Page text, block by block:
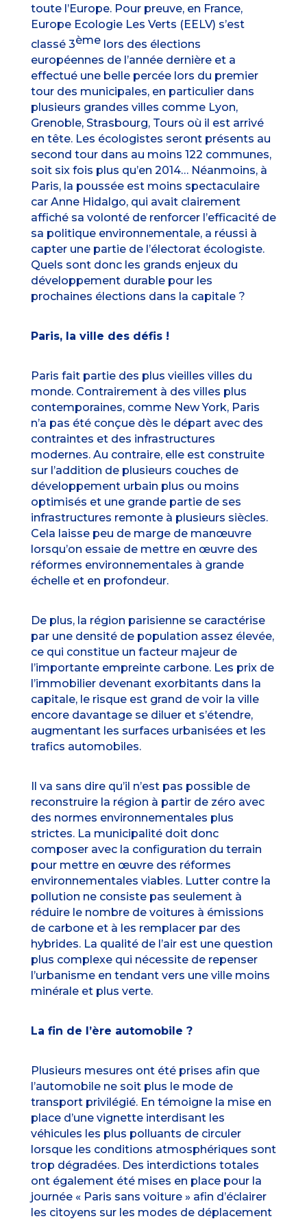
toute l’Europe. Pour preuve, en France,
Europe Ecologie Les Verts (EELV) s’est
classé 3èmelors des élections
européennes de l’année dernière et a
effectué une belle percée lors du premier
tour des municipales, en particulier dans
plusieurs grandes villes comme Lyon,
Grenoble, Strasbourg, Tours où il est arrivé
en tête. Les écologistes seront présents au
second tour dans au moins 122 communes,
soit six fois plus qu’en 2014… Néanmoins, à
Paris, la poussée est moins spectaculaire
car Anne Hidalgo, qui avait clairement
affiché sa volonté de renforcer l’efficacité de
sa politique environnementale, a réussi à
capter une partie de l’électorat écologiste.
Quels sont donc les grands enjeux du
développement durable pour les
prochaines élections dans la capitale ?
Paris, la ville des défis !
Paris fait partie des plus vieilles villes du
monde. Contrairement à des villes plus
contemporaines, comme New York, Paris
n’a pas été conçue dès le départ avec des
contraintes et des infrastructures
modernes. Au contraire, elle est construite
sur l’addition de plusieurs couches de
développement urbain plus ou moins
optimisés et une grande partie de ses
infrastructures remonte à plusieurs siècles.
Cela laisse peu de marge de manœuvre
lorsqu’on essaie de mettre en œuvre des
réformes environnementales à grande
échelle et en profondeur.
De plus, la région parisienne se caractérise
par une densité de population assez élevée,
ce qui constitue un facteur majeur de
l’importante empreinte carbone. Les prix de
l’immobilier devenant exorbitants dans la
capitale, le risque est grand de voir la ville
encore davantage se diluer et s’étendre,
augmentant les surfaces urbanisées et les
trafics automobiles.
Il va sans dire qu’il n’est pas possible de
reconstruire la région à partir de zéro avec
des normes environnementales plus
strictes. La municipalité doit donc
composer avec la configuration du terrain
pour mettre en œuvre des réformes
environnementales viables. Lutter contre la
pollution ne consiste pas seulement à
réduire le nombre de voitures à émissions
de carbone et à les remplacer par des
hybrides. La qualité de l’air est une question
plus complexe qui nécessite de repenser
l’urbanisme en tendant vers une ville moins
minérale et plus verte.
La fin de l’ère automobile ?
Plusieurs mesures ont été prises afin que
l’automobile ne soit plus le mode de
transport privilégié. En témoigne la mise en
place d’une vignette interdisant les
véhicules les plus polluants de circuler
lorsque les conditions atmosphériques sont
trop dégradées. Des interdictions totales
ont également été mises en place pour la
journée « Paris sans voiture » afin d’éclairer
les citoyens sur les modes de déplacement